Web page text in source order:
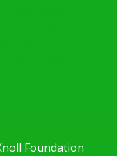
Foundation